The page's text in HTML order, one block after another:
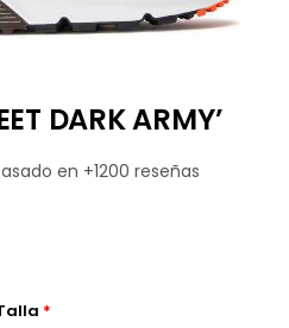
DARK ARMY’
en +1200 reseñas
*